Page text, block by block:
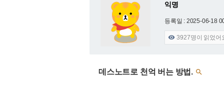
익명
등록일 : 2025-06-18
 3927명이 읽었어
데스노트로 천억 버는 방법. 